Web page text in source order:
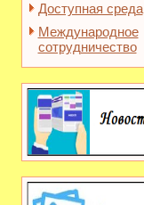
Доступная среда
Международное
сотрудничество